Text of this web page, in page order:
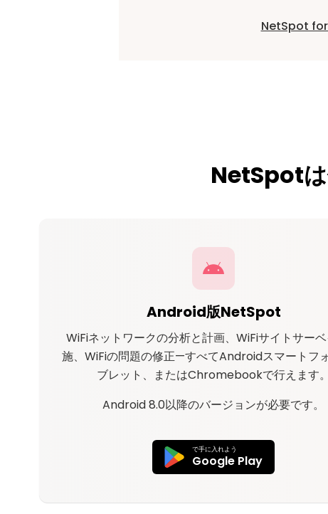
NetSpot for
NetSpot
Android版NetSpot
WiFiネットワークの分析と計画、WiFiサイトサー
施、WiFiの問題の修正—すべてAndroidスマートフ
ブレット、またはChromebookで行えます。
Android 8.0以降のバージョンが必要です。
で手に入れよう
Google Play